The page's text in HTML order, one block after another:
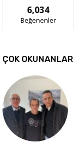
6,034
Beğenenler
ÇOK OKUNANLAR